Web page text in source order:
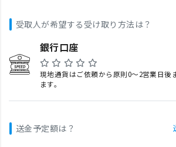
受取人が希望する受け取り方法は？
銀行口座
現地通貨はご依頼から原則0〜2営業日後
ます。
送金予定額は？